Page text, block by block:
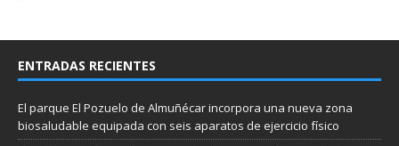
ENTRADAS RECIENTES
El parque El Pozuelo de Almuñécar incorpora una nueva zona
biosaludable equipada con seis aparatos de ejercicio físico